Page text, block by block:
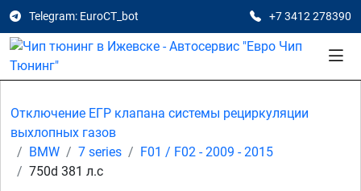
Telegram: EuroCT_bot +7 3412 278390
Отключение ЕГР клапана системы рециркуляции
выхлопных газов
BMW
7 series
F01 / F02 - 2009 - 2015
750d 381 л.с